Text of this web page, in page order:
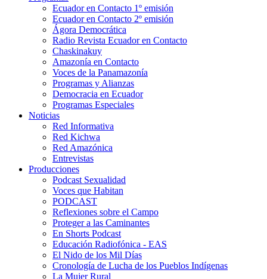
Ecuador en Contacto 1º emisión
Ecuador en Contacto 2º emisión
Ágora Democrática
Radio Revista Ecuador en Contacto
Chaskinakuy
Amazonía en Contacto
Voces de la Panamazonía
Programas y Alianzas
Democracia en Ecuador
Programas Especiales
Noticias
Red Informativa
Red Kichwa
Red Amazónica
Entrevistas
Producciones
Podcast Sexualidad
Voces que Habitan
PODCAST
Reflexiones sobre el Campo
Proteger a las Caminantes
En Shorts Podcast
Educación Radiofónica - EAS
El Nido de los Mil Días
Cronología de Lucha de los Pueblos Indígenas
La Mujer Rural